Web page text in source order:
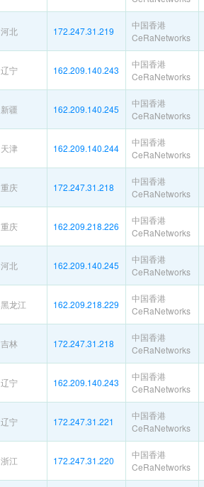
河北 172.247.31.219
中国香港
CeRaNetworks
辽宁 162.209.140.243
中国香港
CeRaNetworks
新疆 162.209.140.245
中国香港
CeRaNetworks
天津 162.209.140.244
中国香港
CeRaNetworks
重庆 172.247.31.218
中国香港
CeRaNetworks
重庆 162.209.218.226
中国香港
CeRaNetworks
河北 162.209.140.245
中国香港
CeRaNetworks
黑龙江 162.209.218.229
中国香港
CeRaNetworks
吉林 172.247.31.218
中国香港
CeRaNetworks
辽宁 162.209.140.243
中国香港
CeRaNetworks
辽宁 172.247.31.221
中国香港
CeRaNetworks
浙江 172.247.31.220
中国香港
CeRaNetworks